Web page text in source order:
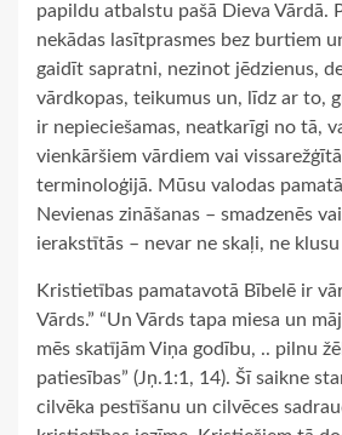
papildu atbalstu pašā Dieva Vārdā.
nekādas lasītprasmes bez burtiem
gaidīt sapratni, nezinot jēdzienus,
vārdkopas, teikumus un, līdz ar to,
ir nepieciešamas, neatkarīgi no tā,
vienkāršiem vārdiem vai
terminoloģijā. Mūsu valodas
Nevienas zināšanas – smadzenēs
ierakstītās – nevar ne skaļi, ne
Kristietības pamatavotā Bībelē ir
Vārds.” “Un Vārds tapa miesa un
mēs skatījām Viņa godību, .. pilnu
patiesības” (Jņ.1:1, 14). Šī saikne
cilvēka pestīšanu un cilvēces